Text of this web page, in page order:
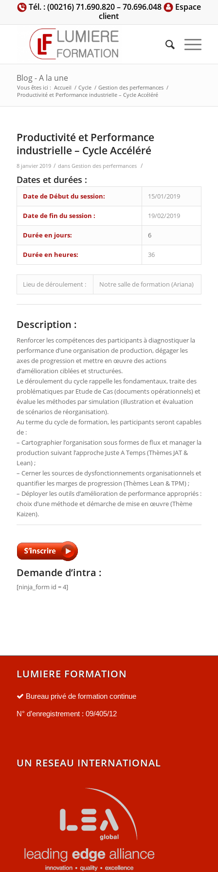
Tél. : (00216) 71.690.820 – 70.696.048
Espace
client
Blog - A la une
Vous êtes ici : Accueil / Cycle / Gestion des perfermances /
Productivité et Performance industrielle – Cycle Accéléré
Productivité et Performance
industrielle – Cycle Accéléré
8 janvier 2019 / dans Gestion des perfermances /
Dates et durées :
Date de Début du session: 15/01/2019
Date de fin du session : 19/02/2019
Durée en jours: 6
Durée en heures: 36
Lieu de déroulement : Notre salle de formation (Ariana)
Description :
Renforcer les compétences des participants à diagnostiquer la
performance d’une organisation de production, dégager les
axes de progression et mettre en œuvre des actions
d’amélioration ciblées et structurées.
Le déroulement du cycle rappelle les fondamentaux, traite des
problématiques par Etude de Cas (documents opérationnels) et
évalue les méthodes par simulation (illustration et évaluation
de scénarios de réorganisation).
Au terme du cycle de formation, les participants seront capables
de :
– Cartographier l’organisation sous formes de flux et manager la
production suivant l’approche Juste A Temps (Thèmes JAT &
Lean) ;
– Cerner les sources de dysfonctionnements organisationnels et
quantifier les marges de progression (Thèmes Lean & TPM) ;
– Déployer les outils d’amélioration de performance appropriés :
choix d’une méthode et démarche de mise en œuvre (Thème
Kaizen).
Demande d’intra :
[ninja_form id = 4]
LUMIERE FORMATION
Bureau privé de formation continue
N° d’enregistrement : 09/405/12
UN RESEAU INTERNATIONAL